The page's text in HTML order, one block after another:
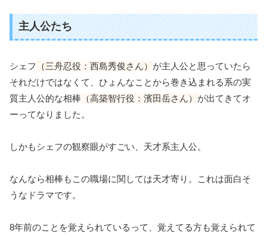
主人公たち
シェフ（三舟忍役：西島秀俊さん）が主人公と思っていたら
それだけではなくて、ひょんなことから巻き込まれる系の実
質主人公的な相棒（高築智行役：濱田岳さん）が出てきてオ
ーってなりました。
しかもシェフの観察眼がすごい、天才系主人公。
なんなら相棒もこの職場に関しては天才寄り。これは面白そ
うなドラマです。
8年前のことを覚えられているって、覚えてる方も覚えられて